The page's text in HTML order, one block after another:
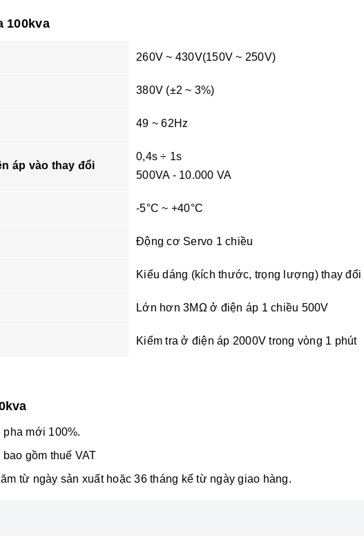
100kva
260V ~ 430V(150V ~ 250V)
380V (±2 ~ 3%)
49 ~ 62Hz
áp vào thay đổi
0,4s ÷ 1s
500VA - 10.000 VA
-5°C ~ +40°C
Động cơ Servo 1 chiều
Kiểu dáng (kích thước, trọng lượng) thay
Lớn hơn 3MΩ ở điện áp 1 chiều 500V
Kiểm tra ở điện áp 2000V trong vòng 1 phút
pha mới 100%.
gồm thuế VAT
từ ngày sản xuất hoặc 36 tháng kể từ ngày giao hàng.